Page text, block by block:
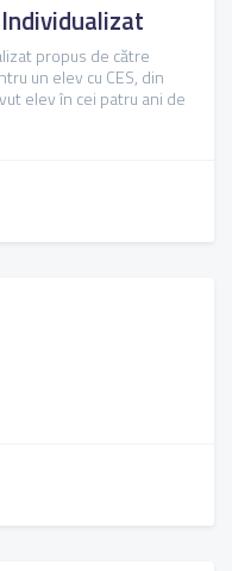
propus de către
un elev cu CES, din
elev în cei patru ani de